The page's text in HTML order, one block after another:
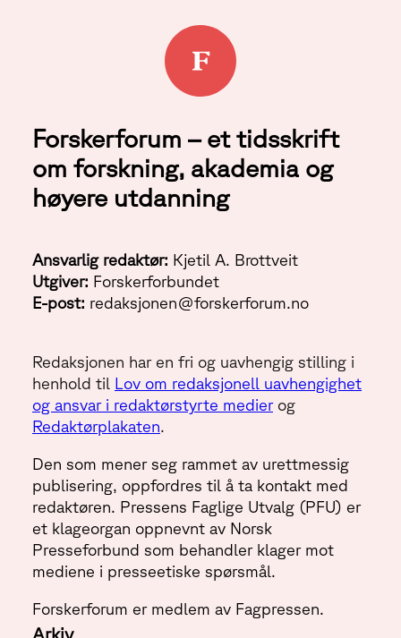
Forskerforum – et tidsskrift
om forskning, akademia og
høyere utdanning
Ansvarlig redaktør: Kjetil A. Brottveit
Utgiver: Forskerforbundet
E-post: redaksjonen@forskerforum.no
Redaksjonen har en fri og uavhengig stilling i
henhold til Lov om redaksjonell uavhengighet
og ansvar i redaktørstyrte medierog
Redaktørplakaten.
Den som mener seg rammet av urettmessig
publisering, oppfordres til å ta kontakt med
redaktøren. Pressens Faglige Utvalg (PFU) er
et klageorgan oppnevnt av Norsk
Presseforbund som behandler klager mot
mediene i presseetiske spørsmål.
Forskerforum er medlem av Fagpressen.
Arkiv